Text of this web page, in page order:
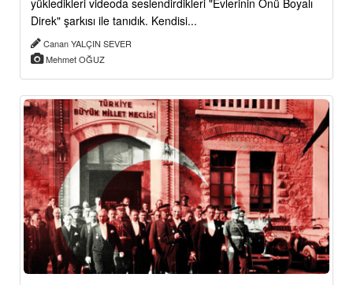
yükledikleri videoda seslendirdikleri "Evlerinin Önü Boyalı
Direk" şarkısı ile tanıdık. Kendisi...
Canan YALÇIN SEVER
Mehmet OĞUZ